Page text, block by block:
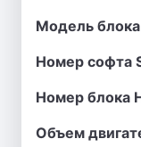
Модель
Номер софта
Номер блока
Объем